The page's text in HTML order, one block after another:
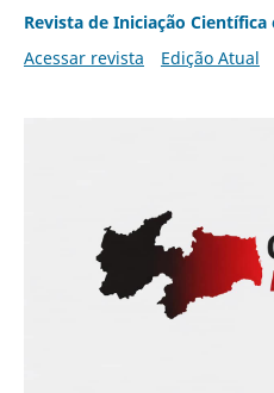
Revista de Iniciação
Acessar revista
Edição Atual